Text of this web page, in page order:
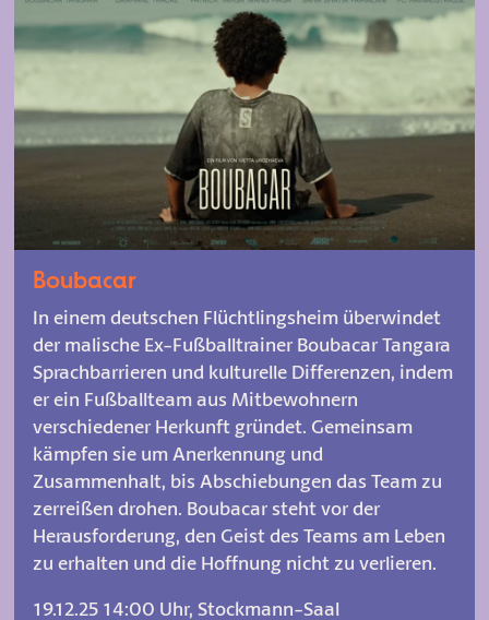
Boubacar
In einem deutschen Flüchtlingsheim überwindet
der malische Ex-Fußballtrainer Boubacar Tangara
Sprachbarrieren und kulturelle Differenzen, indem
er ein Fußballteam aus Mitbewohnern
verschiedener Herkunft gründet. Gemeinsam
kämpfen sie um Anerkennung und
Zusammenhalt, bis Abschiebungen das Team zu
zerreißen drohen. Boubacar steht vor der
Herausforderung, den Geist des Teams am Leben
zu erhalten und die Hoffnung nicht zu verlieren.
19.12.25 14:00 Uhr, Stockmann-Saal